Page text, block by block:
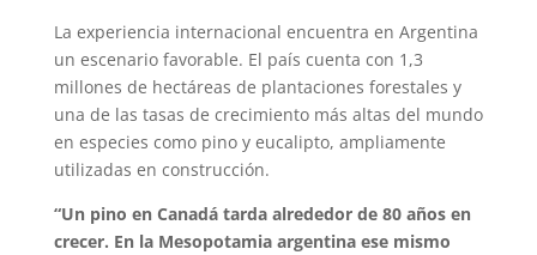
La experiencia internacional encuentra en Argentina
un escenario favorable. El país cuenta con 1,3
millones de hectáreas de plantaciones forestales y
una de las tasas de crecimiento más altas del mundo
en especies como pino y eucalipto, ampliamente
utilizadas en construcción.
“Un pino en Canadá tarda alrededor de 80 años en
crecer. En la Mesopotamia argentina ese mismo